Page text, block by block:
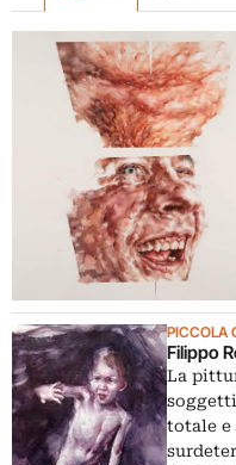
PICCOLA
Filippo
La
totale e